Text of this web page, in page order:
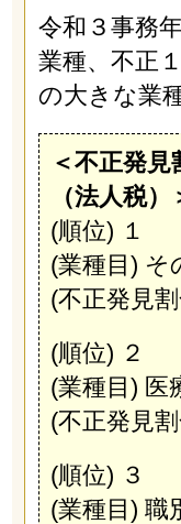
令和３事務
業種、不正
の大きな業
＜不正発
（法人税）
(順位) １
(業種目) そ
(不正発見
(順位) ２
(業種目) 医
(不正発見
(順位) ３
(業種目) 職